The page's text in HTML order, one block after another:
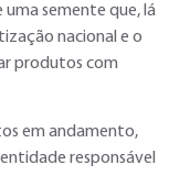
semente que, lá
nacional e o
produtos com
em andamento,
responsável